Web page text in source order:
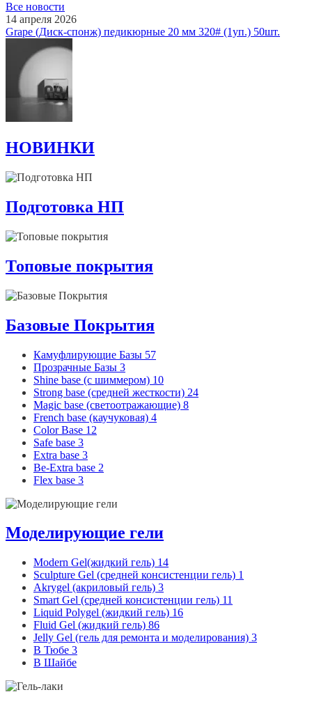
Все новости
14 апреля 2026
Grape (Диск-спонж) педикюрные 20 мм 320# (1уп.) 50шт.
НОВИНКИ
Подготовка НП
Топовые покрытия
Базовые Покрытия
Камуфлирующие Базы 57
Прозрачные Базы 3
Shine base (с шиммером) 10
Strong base (средней жесткости) 24
Magic base (светоотражающие) 8
French base (каучуковая) 4
Color Base 12
Safe base 3
Extra base 3
Be-Extra base 2
Flex base 3
Моделирующие гели
Modern Gel(жидкий гель) 14
Sculpture Gel (средней консистенции гель) 1
Akrygel (акриловый гель) 3
Smart Gel (средней консистенции гель) 11
Liquid Polygel (жидкий гель) 16
Fluid Gel (жидкий гель) 86
Jelly Gel (гель для ремонта и моделирования) 3
В Тюбе 3
В Шайбе